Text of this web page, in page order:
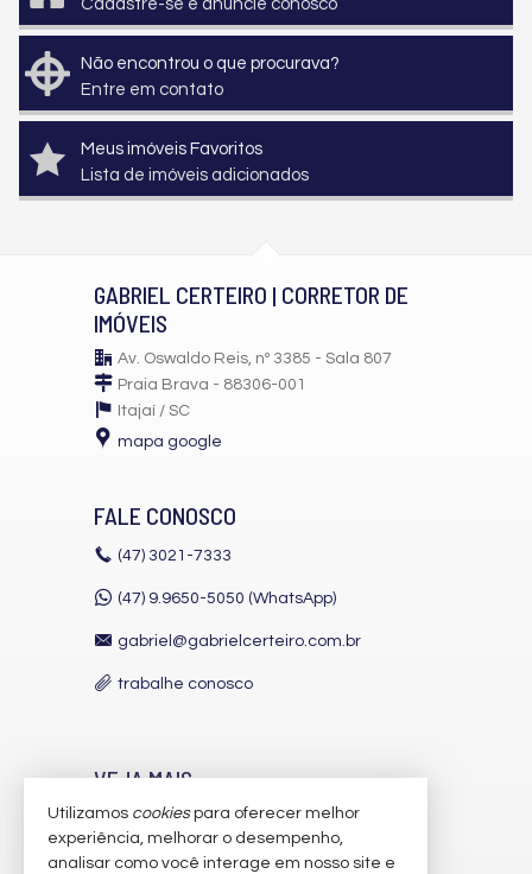
Cadastre-se e anuncie conosco
Não encontrou o que procurava?
Entre em contato
Meus imóveis Favoritos
Lista de imóveis adicionados
GABRIEL CERTEIRO | CORRETOR DE
IMÓVEIS
Av. Oswaldo Reis, nº 3385 - Sala 807
Praia Brava - 88306-001
Itajaí / SC
mapa google
FALE CONOSCO
(47) 3021-7333
(47) 9.9650-5050 (WhatsApp)
gabriel@gabrielcerteiro.com.br
trabalhe conosco
VEJA MAIS
receba nosso newsletter
indicadores financeiros
Utilizamos cookiespara oferecer melhor
experiência, melhorar o desempenho,
analisar como você interage em nosso site e